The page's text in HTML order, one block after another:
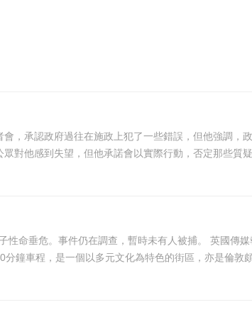
沮喪，也知道公眾對他感到失望，但他承諾會以實際行動，否定那些
被捕。 英國傳媒報道，事發在當地星期六凌晨，有人從一輛汽車內
克斯頓距離倫敦市中心大約10分鐘車程，是一個以多元文化為特色的街區，亦